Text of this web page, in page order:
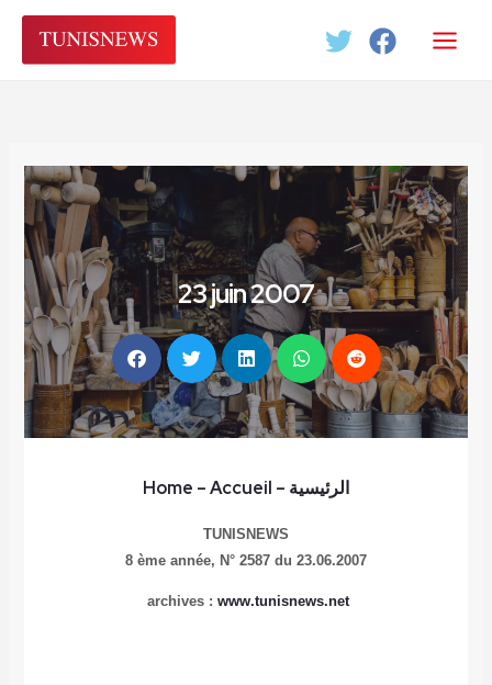
Aller
contenu
23 juin 2007
Home – Accueil – الرئيسية
TUNISNEWS
8 ème année, N° 2587 du 23.06.2007
archives : www.tunisnews.net